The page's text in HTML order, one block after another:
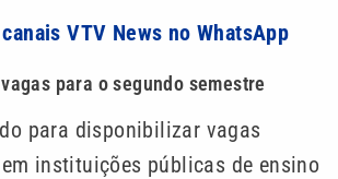
VTV News no WhatsApp
para o segundo semestre
para disponibilizar vagas
instituições públicas de ensino